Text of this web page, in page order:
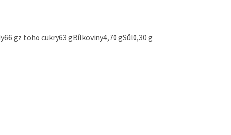
gz toho cukry63 gBílkoviny4,70 gSůl0,30 g